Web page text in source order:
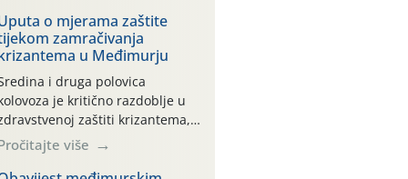
o mjerama zaštite
zamračivanja
u Međimurju
i druga polovica
je kritično razdoblje u
zaštiti krizantema,
prije zamračivanja u proteklom
smo mjesecu tri puta upućivali
više